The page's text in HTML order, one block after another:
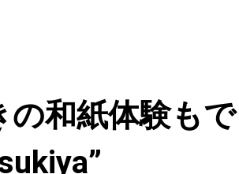
の和紙体験も